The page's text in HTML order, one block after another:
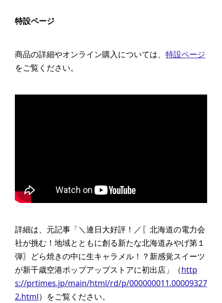
特設ページ
商品の詳細やオンライン購入については、 特設ページ
をご覧ください。
詳細は、元記事「＼連日大好評！／〖北海道の電力会
社が挑む！地域とともに創る新たな北海道みやげ第１
弾〗どら焼きの中に生キャラメル！？新感覚スイーツ
が新千歳空港ポップアップストアに初出店」（http
s://prtimes.jp/main/html/rd/p/000000011.00009327
2.html）をご覧ください。